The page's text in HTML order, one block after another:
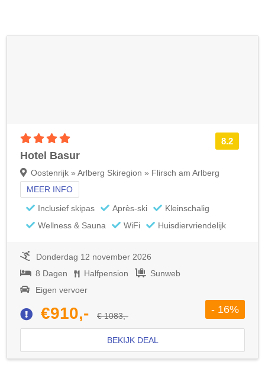
8.2
Hotel Basur
Oostenrijk » Arlberg Skiregion » Flirsch am Arlberg
MEER INFO
Inclusief skipas
Après-ski
Kleinschalig
Wellness & Sauna
WiFi Huisdiervriendelijk
Donderdag 12 november 2026
8 Dagen
Halfpension
Sunweb
Eigen vervoer
€910,- € 1083,-
- 16%
BEKIJK DEAL